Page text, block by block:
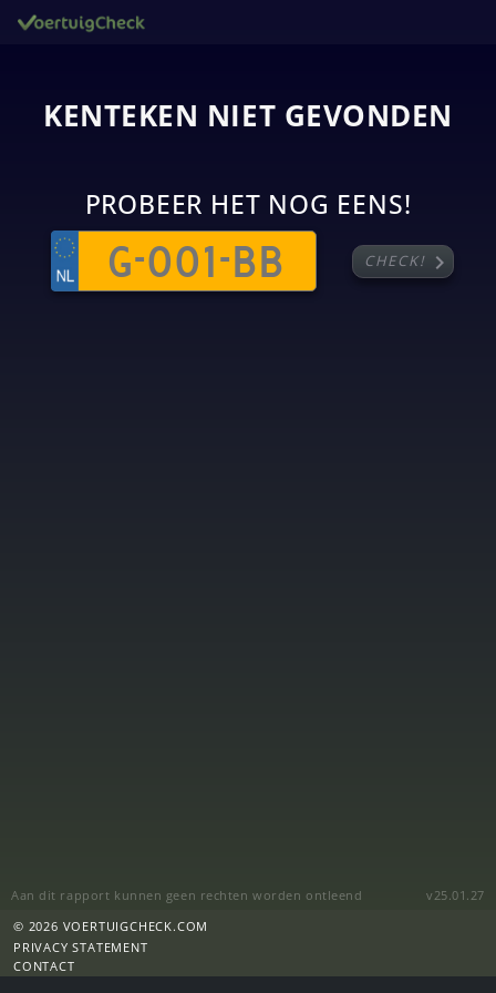
KENTEKEN NIET GEVONDEN
PROBEER HET NOG EENS!
CHECK! chevron_right
Aan dit rapport kunnen geen rechten worden ontleend
v25.01.27
© 2026 VOERTUIGCHECK.COM
PRIVACY STATEMENT
CONTACT